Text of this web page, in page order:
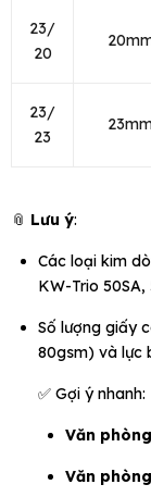
23/
20
23/
23
📎 Lưu ý:
Các loại kim
KW-Trio
Số lượng giấy
80gsm) và lực
✅ Gợi ý nhanh:
Văn
Văn